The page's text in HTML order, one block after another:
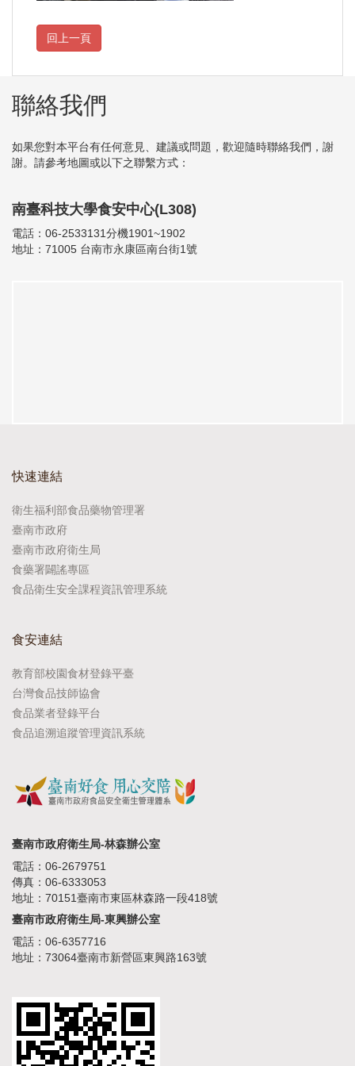
聯絡我們
如果您對本平台有任何意見、建議或問題，歡迎隨時聯絡我們，謝
謝。請參考地圖或以下之聯繫方式：
南臺科技大學食安中心(L308)
電話：06-2533131分機1901~1902
地址：71005 台南市永康區南台街1號
快速連結
衛生福利部食品藥物管理署
臺南市政府
臺南市政府衛生局
食藥署闢謠專區
食品衛生安全課程資訊管理系統
食安連結
教育部校園食材登錄平臺
台灣食品技師協會
食品業者登錄平台
食品追溯追蹤管理資訊系統
臺南市政府衛生局-林森辦公室
電話：06-2679751
傳真：06-6333053
地址：70151臺南市東區林森路一段418號
臺南市政府衛生局-東興辦公室
電話：06-6357716
地址：73064臺南市新營區東興路163號